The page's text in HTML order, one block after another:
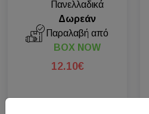
Πανελλαδικά
Δωρεάν
Παραλαβή από
BOX NOW
12.10€